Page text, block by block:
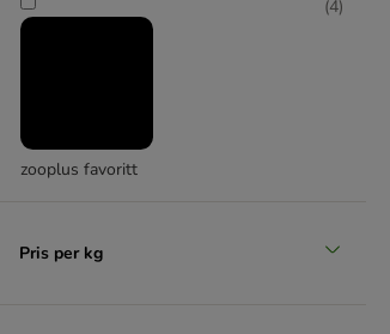
zooplus favoritt
(4)
Pris per kg